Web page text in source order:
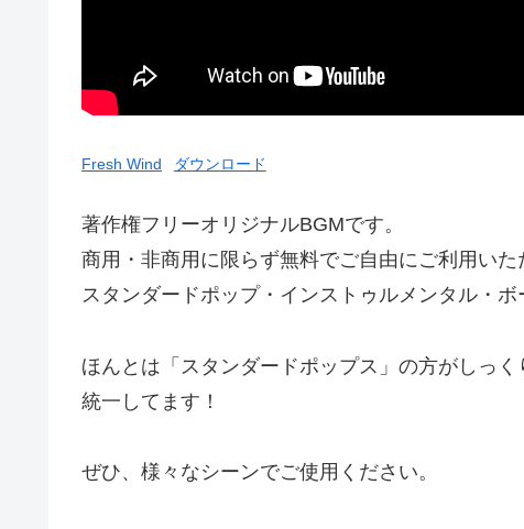
Fresh Wind ダウンロード
著作権フリーオリジナルBGMです。
商用・非商用に限らず無料でご自由にご利用いた
スタンダードポップ・インストゥルメンタル・ボ
ほんとは「スタンダードポップス」の方がしっ
統一してます！
ぜひ、様々なシーンでご使用ください。